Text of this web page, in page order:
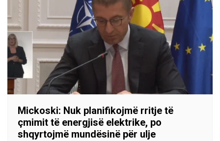
Mickoski: Nuk planifikojmë rritje të
çmimit të energjisë elektrike, po
shqyrtojmë mundësinë për ulje